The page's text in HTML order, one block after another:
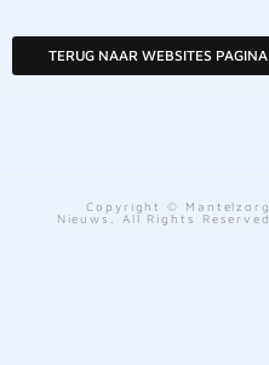
TERUG NAAR WEBSITES PAGINA
Copyright © Mantelzorg
Nieuws. All Rights Reserved